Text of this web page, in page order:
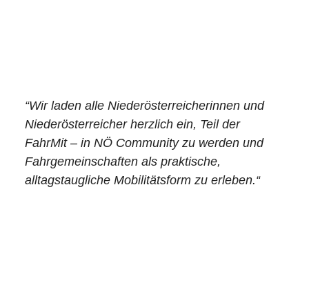
“Wir laden alle Niederösterreicherinnen und
Niederösterreicher herzlich ein, Teil der
FahrMit – in NÖ Community zu werden und
Fahrgemeinschaften als praktische,
alltagstaugliche Mobilitätsform zu erleben.“